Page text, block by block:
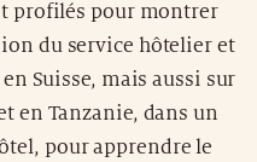
profilés pour montrer
du service hôtelier et
Suisse, mais aussi sur
en Tanzanie, dans un
pour apprendre le